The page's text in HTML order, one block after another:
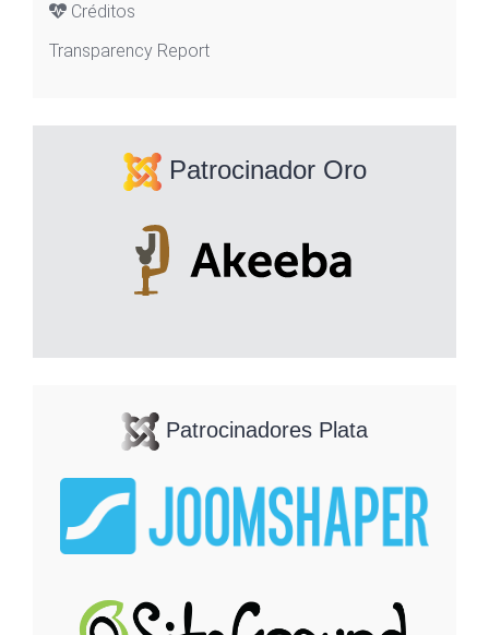
Créditos
Transparency Report
Patrocinador Oro
Patrocinadores Plata